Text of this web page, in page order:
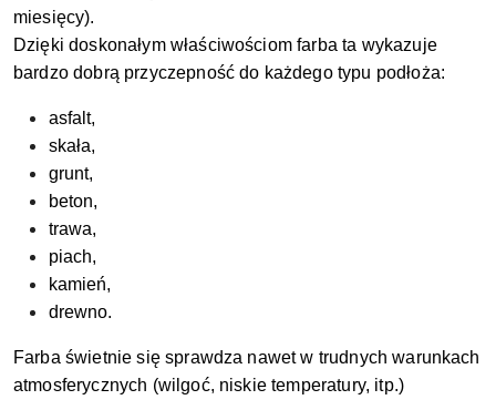
miesięcy).
Dzięki doskonałym właściwościom farba ta wykazuje
bardzo dobrą przyczepność do każdego typu podłoża:
asfalt,
skała,
grunt,
beton,
trawa,
piach,
kamień,
drewno.
Farba świetnie się sprawdza nawet w trudnych warunkach
atmosferycznych (wilgoć, niskie temperatury, itp.)